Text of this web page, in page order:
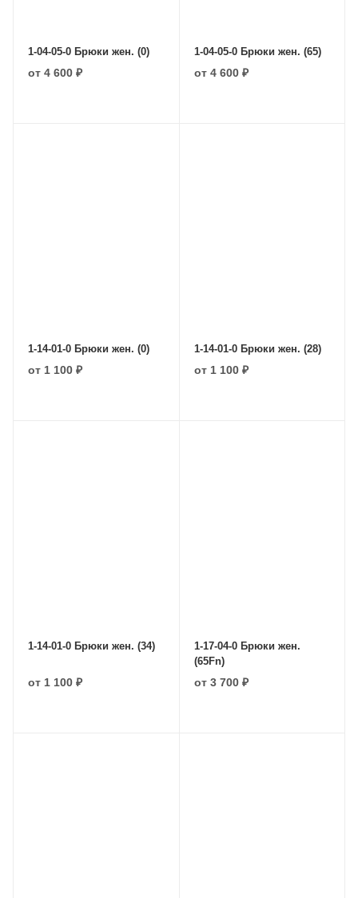
1-04-05-0 Брюки жен. (0)
от 4 600 ₽
1-04-05-0 Брюки жен. (65)
от 4 600 ₽
1-14-01-0 Брюки жен. (0)
от 1 100 ₽
1-14-01-0 Брюки жен. (28)
от 1 100 ₽
1-14-01-0 Брюки жен. (34)
от 1 100 ₽
1-17-04-0 Брюки жен.
(65Fn)
от 3 700 ₽